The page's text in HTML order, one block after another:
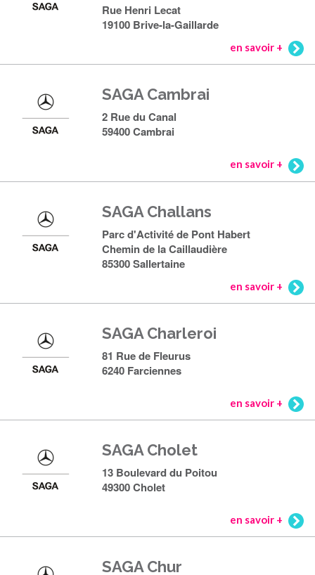
Rue Henri Lecat
19100 Brive-la-Gaillarde
en savoir +
SAGA Cambrai
2 Rue du Canal
59400 Cambrai
en savoir +
SAGA Challans
Parc d'Activité de Pont Habert
Chemin de la Caillaudière
85300 Sallertaine
en savoir +
SAGA Charleroi
81 Rue de Fleurus
6240 Farciennes
en savoir +
SAGA Cholet
13 Boulevard du Poitou
49300 Cholet
en savoir +
SAGA Chur